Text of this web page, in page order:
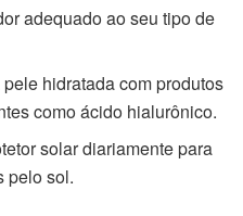
adequado ao seu tipo de
hidratada com produtos
como ácido hialurônico.
solar diariamente para
pelo sol.